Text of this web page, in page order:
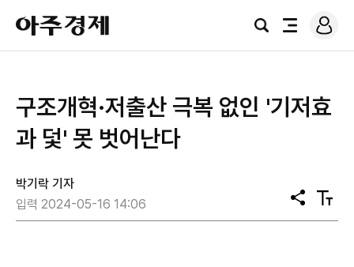
아
주
경
검
전
로
그
구조개혁·저출산 극복 없인 '기저효
과 덫' 못 벗어난다
박기락 기자
입력 2024-05-16 14:06
공
유
텍
스